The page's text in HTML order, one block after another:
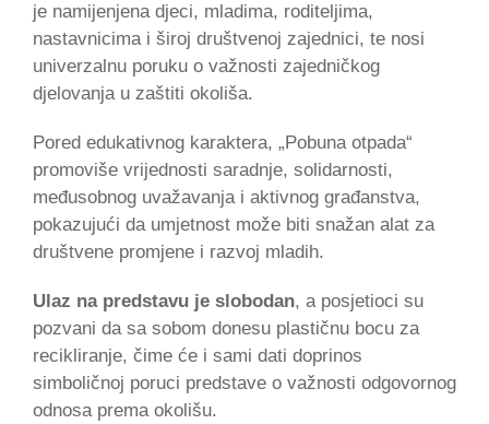
je namijenjena djeci, mladima, roditeljima,
nastavnicima i široj društvenoj zajednici, te nosi
univerzalnu poruku o važnosti zajedničkog
djelovanja u zaštiti okoliša.
Pored edukativnog karaktera, „Pobuna otpada“
promoviše vrijednosti saradnje, solidarnosti,
međusobnog uvažavanja i aktivnog građanstva,
pokazujući da umjetnost može biti snažan alat za
društvene promjene i razvoj mladih.
Ulaz na predstavu je slobodan, a posjetioci su
pozvani da sa sobom donesu plastičnu bocu za
recikliranje, čime će i sami dati doprinos
simboličnoj poruci predstave o važnosti odgovornog
odnosa prema okolišu.